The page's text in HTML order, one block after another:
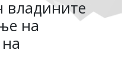
владините
на